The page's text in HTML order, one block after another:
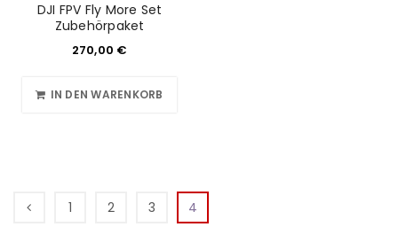
DJI FPV Fly More Set
Zubehörpaket
270,00 €
IN DEN WARENKORB
1 2 3 4